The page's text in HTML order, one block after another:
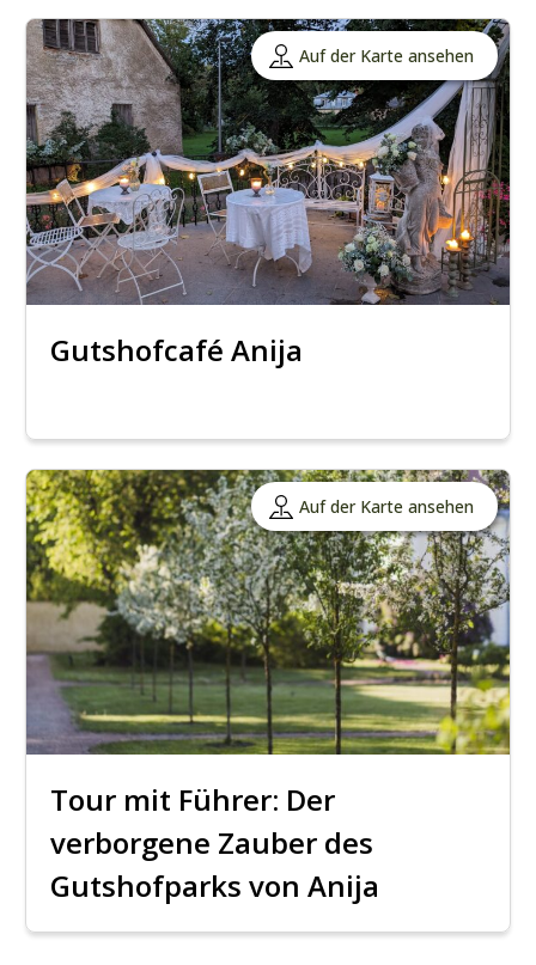
Auf der Karte ansehen
Gutshofcafé Anija
Auf der Karte ansehen
Tour mit Führer: Der
verborgene Zauber des
Gutshofparks von Anija